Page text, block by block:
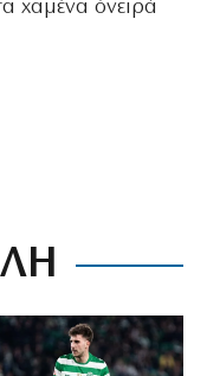
χαμένα όνειρά